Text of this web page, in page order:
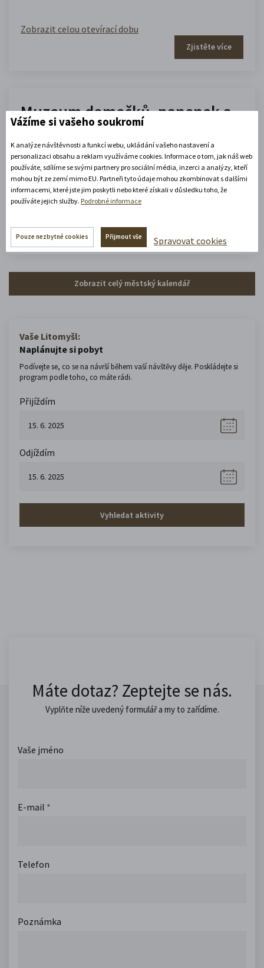
Zobrazit celou otevírací dobu
Zjistěte více
Muzeum domečků, panenek a
10.00 - 16.00
(platné od 1. 7. 2026 do 31. 8. 2026)
Zobrazit celý městský kalendář
Vaše Litomyšl:
Naplánujte si pobyt
Podívejte se, co se na návrší během vaší návštěvy děje. Poskládejte si
program podle toho, co máte rádi.
Přijíždím
Odjíždím
Vyhledat aktivity
Máte dotaz? Zeptejte se nás.
Vyplňte níže uvedený formulář a my to zařídíme.
Vaše jméno
E-mail *
Telefon
Poznámka
Vážíme si vašeho soukromí
K analýze návštěvnosti a funkcí webu, ukládání vašeho nastavení a
personalizaci obsahu a reklam využíváme cookies. Informace o tom, jak náš web
používáte, sdílíme se svými partnery pro sociální média, inzerci a analýzy, kteří
mohou být ze zemí mimo EU. Partneři tyto údaje mohou zkombinovat s dalšími
informacemi, které jste jim poskytli nebo které získali v důsledku toho, že
používáte jejich služby. Podrobné informace
Pouze nezbytné cookies Přijmout vše Spravovat cookies